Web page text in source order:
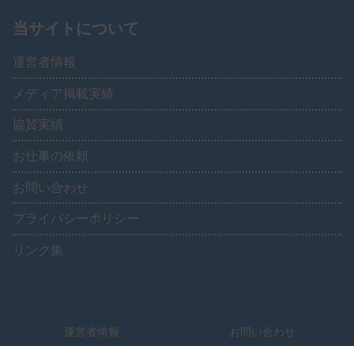
当サイトについて
運営者情報
メディア掲載実績
協賛実績
お仕事の依頼
お問い合わせ
プライバシーポリシー
リンク集
運営者情報 お問い合わせ